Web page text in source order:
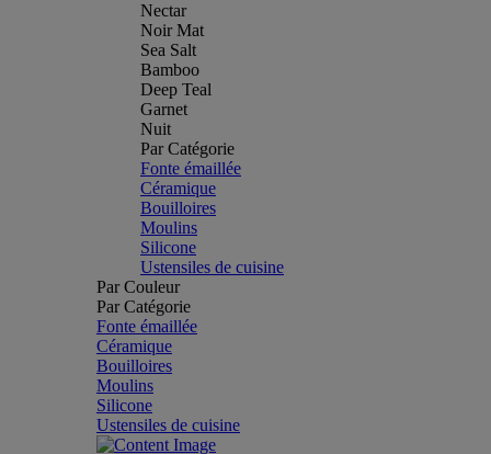
Nectar
Noir Mat
Sea Salt
Bamboo
Deep Teal
Garnet
Nuit
Par Catégorie
Fonte émaillée
Céramique
Bouilloires
Moulins
Silicone
Ustensiles de cuisine
Par Couleur
Par Catégorie
Fonte émaillée
Céramique
Bouilloires
Moulins
Silicone
Ustensiles de cuisine